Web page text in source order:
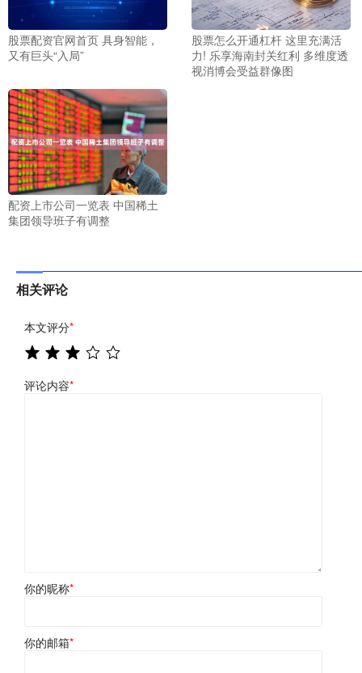
股票配资官网首页 具身智能，
又有巨头“入局”
股票怎么开通杠杆 这里充满活
力! 乐享海南封关红利 多维度透
视消博会受益群像图
配资上市公司一览表 中国稀土
集团领导班子有调整
相关评论
本文评分*
评论内容*
你的昵称*
你的邮箱*